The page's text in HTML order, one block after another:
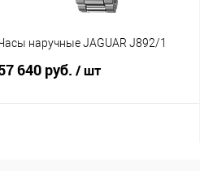
наручные JAGUAR J892/1
640 руб. / шт